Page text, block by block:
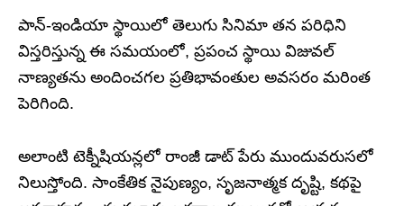
పాన్-ఇండియా స్థాయిలో తెలుగు సినిమా తన పరిధిని
విస్తరిస్తున్న ఈ సమయంలో, ప్రపంచ స్థాయి విజువల్
నాణ్యతను అందించగల ప్రతిభావంతుల అవసరం మరింత
పెరిగింది.
అలాంటి టెక్నీషియన్లలో రాంజీ డాట్ పేరు ముందువరుసలో
నిలుస్తోంది. సాంకేతిక నైపుణ్యం, సృజనాత్మక దృష్టి, కథపై